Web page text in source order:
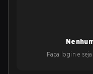
Faça login e